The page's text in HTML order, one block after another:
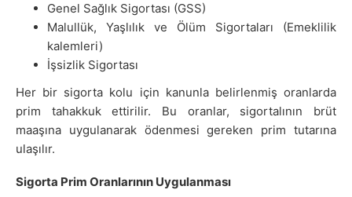
Genel Sağlık Sigortası (GSS)
Malullük, Yaşlılık ve Ölüm Sigortaları (Emeklilik
kalemleri)
İşsizlik Sigortası
Her bir sigorta kolu için kanunla belirlenmiş oranlarda
prim tahakkuk ettirilir. Bu oranlar, sigortalının brüt
maaşına uygulanarak ödenmesi gereken prim tutarına
ulaşılır.
Sigorta Prim Oranlarının Uygulanması